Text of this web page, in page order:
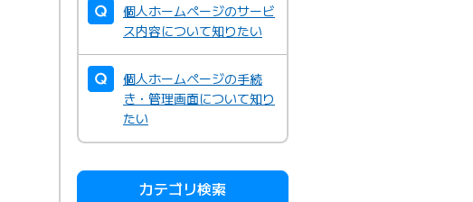
個人ホームページのサービ
ス内容について知りたい
個人ホームページの手続
き・管理画面について知り
たい
カテゴリ検索